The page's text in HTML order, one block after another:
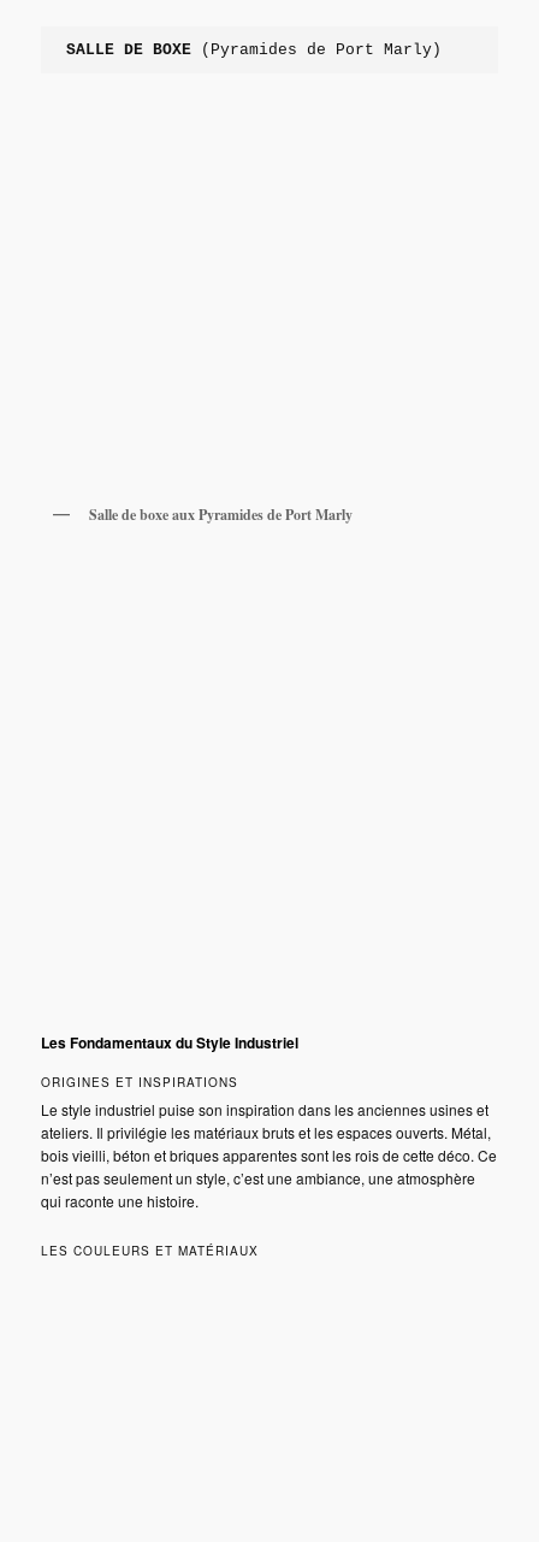
SALLE DE BOXE (Pyramides de Port Marly)
Salle de boxe aux Pyramides de Port Marly
Les Fondamentaux du Style Industriel
ORIGINES ET INSPIRATIONS
Le style industriel puise son inspiration dans les anciennes usines et
ateliers. Il privilégie les matériaux bruts et les espaces ouverts. Métal,
bois vieilli, béton et briques apparentes sont les rois de cette déco. Ce
n’est pas seulement un style, c’est une ambiance, une atmosphère
qui raconte une histoire.
LES COULEURS ET MATÉRIAUX